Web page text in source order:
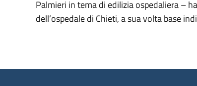
Palmieri in tema di edilizia ospedaliera –
dell’ospedale di Chieti, a sua volta base